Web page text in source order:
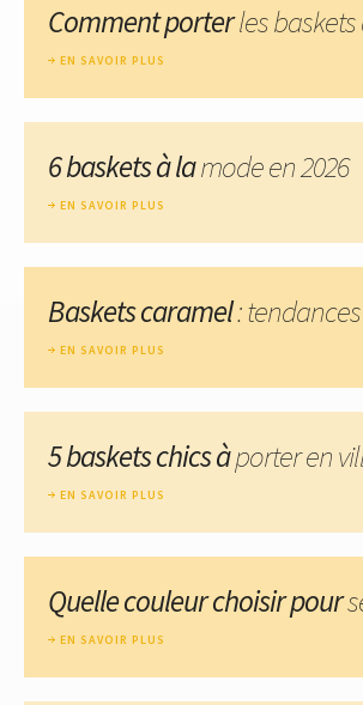
Comment porterles
EN SAVOIR PLUS
6 baskets à lamode en 2026
EN SAVOIR PLUS
Baskets caramel: tendances
EN SAVOIR PLUS
5 baskets chics àporter en
EN SAVOIR PLUS
Quelle couleur choisir pour
EN SAVOIR PLUS